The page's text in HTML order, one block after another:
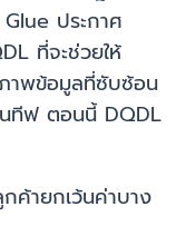
ประกาศ
ที่จะช่วยให้
าพข้อมูลที่ซับซ้อน
นทีฟ ตอนนี้ DQDL
ค้ายกเว้นค่าบาง